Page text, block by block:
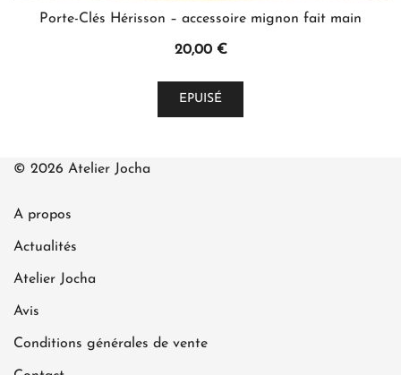
Porte-Clés Hérisson – accessoire mignon fait main
20,00 €
EPUISÉ
© 2026 Atelier Jocha
A propos
Actualités
Atelier Jocha
Avis
Conditions générales de vente